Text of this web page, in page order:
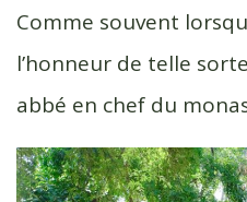
Comme souvent
l’honneur de telle
abbé en chef du